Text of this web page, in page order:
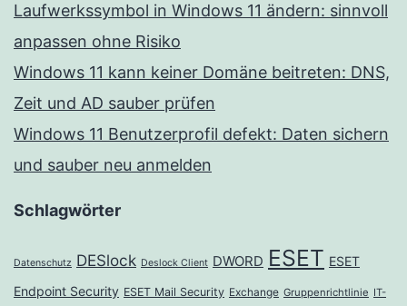
Laufwerkssymbol in Windows 11 ändern: sinnvoll
anpassen ohne Risiko
Windows 11 kann keiner Domäne beitreten: DNS,
Zeit und AD sauber prüfen
Windows 11 Benutzerprofil defekt: Daten sichern
und sauber neu anmelden
Schlagwörter
Datenschutz DESlock Deslock Client DWORD ESET ESET
Endpoint Security ESET Mail Security Exchange Gruppenrichtlinie IT-